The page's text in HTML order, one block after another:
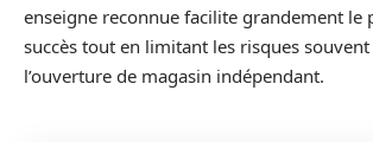
enseigne reconnue facilite grandement le
succès tout en limitant les risques souvent
l’ouverture de magasin indépendant.